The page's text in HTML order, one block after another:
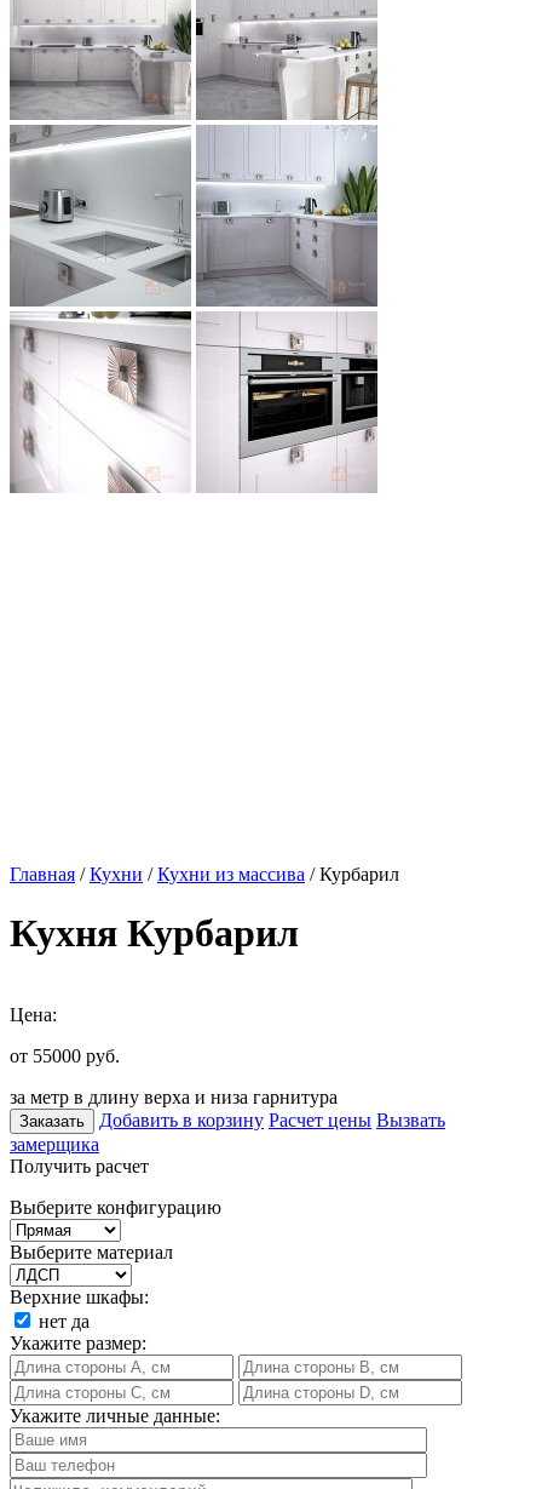
Главная /Кухни /Кухни из массива / Курбарил
Кухня Курбарил
Цена:
от 55000 руб.
за метр в длину верха и низа гарнитура
Заказать Добавить в корзину Расчет цены Вызвать
замерщика
Получить расчет
Выберите конфигурацию
Выберите материал
Верхние шкафы:
нет да
Укажите размер:
Укажите личные данные: